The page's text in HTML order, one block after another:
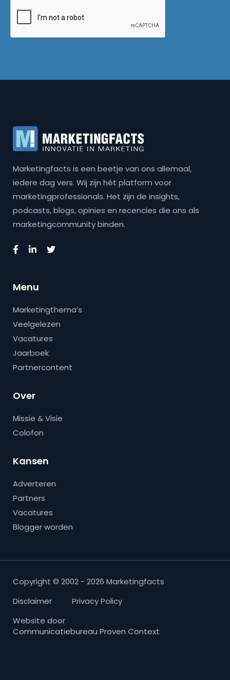
Marketingfacts is een beetje van ons allemaal,
iedere dag vers. Wij zijn hét platform voor
marketingprofessionals. Het zijn de insights,
podcasts, blogs, opinies en recencies die ons als
marketingcommunity binden.
Menu
Marketingthema’s
Veelgelezen
Vacatures
Jaarboek
Partnercontent
Over
Missie & Visie
Colofon
Kansen
Adverteren
Partners
Vacatures
Blogger worden
Copyright © 2002 - 2026 Marketingfacts
Disclaimer
Privacy Policy
Website door
Communicatiebureau Proven Context